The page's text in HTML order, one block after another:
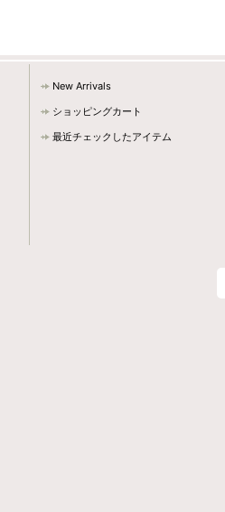
New Arrivals
ショッピングカート
最近チェックしたアイテム